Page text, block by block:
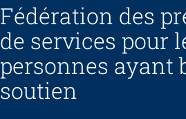
Fédération des
de services pour
personnes ayant
soutien